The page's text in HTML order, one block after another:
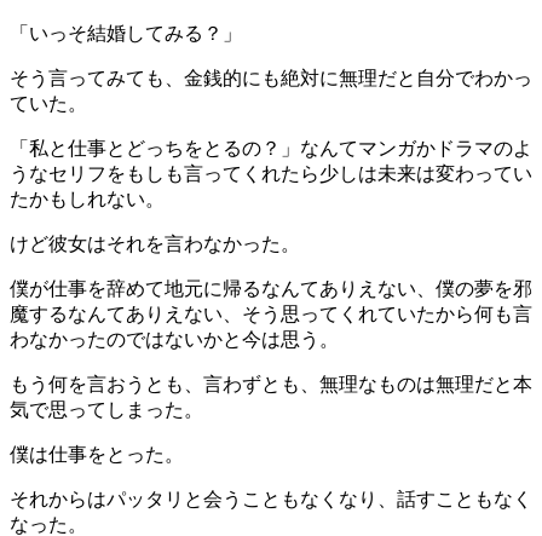
「いっそ結婚してみる？」
そう言ってみても、金銭的にも絶対に無理だと自分でわかっ
ていた。
「私と仕事とどっちをとるの？」なんてマンガかドラマのよ
うなセリフをもしも言ってくれたら少しは未来は変わってい
たかもしれない。
けど彼女はそれを言わなかった。
僕が仕事を辞めて地元に帰るなんてありえない、僕の夢を邪
魔するなんてありえない、そう思ってくれていたから何も言
わなかったのではないかと今は思う。
もう何を言おうとも、言わずとも、無理なものは無理だと本
気で思ってしまった。
僕は仕事をとった。
それからはパッタリと会うこともなくなり、話すこともなく
なった。